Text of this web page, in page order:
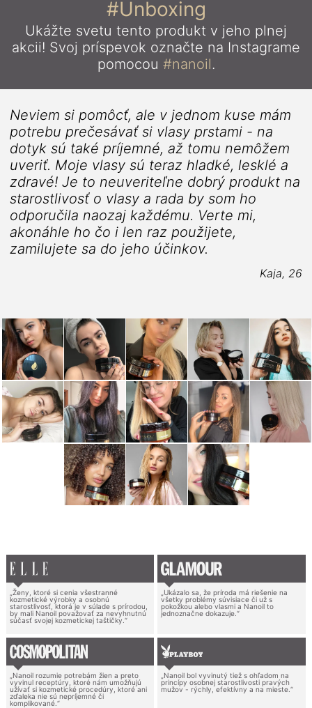
#Unboxing
Ukážte svetu tento produkt v jeho plnej
akcii! Svoj príspevok označte na Instagrame
pomocou #nanoil.
Neviem si pomôcť, ale v jednom kuse mám
potrebu prečesávať si vlasy prstami - na
dotyk sú také príjemné, až tomu nemôžem
uveriť. Moje vlasy sú teraz hladké, lesklé a
zdravé! Je to neuveriteľne dobrý produkt na
starostlivosť o vlasy a rada by som ho
odporučila naozaj každému. Verte mi,
akonáhle ho čo i len raz použijete,
zamilujete sa do jeho účinkov.
Kaja, 26
„Ženy, ktoré si cenia všestranné
kozmetické výrobky a osobnú
starostlivosť, ktorá je v súlade s prírodou,
by mali Nanoil považovať za nevyhnutnú
súčasť svojej kozmetickej taštičky.“
„Ukázalo sa, že príroda má riešenie na
všetky problémy súvisiace či už s
pokožkou alebo vlasmi a Nanoil to
jednoznačne dokazuje.“
„Nanoil rozumie potrebám žien a preto
vyvinul receptúry, ktoré nám umožňujú
užívať si kozmetické procedúry, ktoré ani
zďaleka nie sú nepríjemné či
komplikované.“
„Nanoil bol vyvinutý tiež s ohľadom na
princípy osobnej starostlivosti pravých
mužov - rýchly, efektívny a na mieste.“